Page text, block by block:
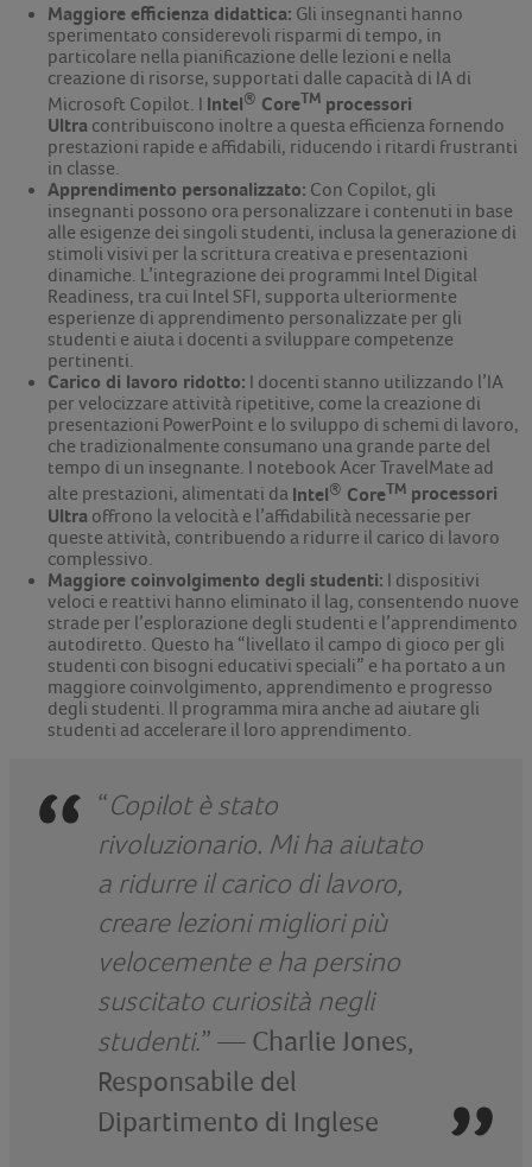
Maggiore efficienza didattica: Gli insegnanti hanno
sperimentato considerevoli risparmi di tempo, in
particolare nella pianificazione delle lezioni e nella
creazione di risorse, supportati dalle capacità di IA di
Microsoft Copilot. I Intel® CoreTM processori
Ultra contribuiscono inoltre a questa efficienza fornendo
prestazioni rapide e affidabili, riducendo i ritardi frustranti
in classe.
Apprendimento personalizzato: Con Copilot, gli
insegnanti possono ora personalizzare i contenuti in base
alle esigenze dei singoli studenti, inclusa la generazione di
stimoli visivi per la scrittura creativa e presentazioni
dinamiche. L’integrazione dei programmi Intel Digital
Readiness, tra cui Intel SFI, supporta ulteriormente
esperienze di apprendimento personalizzate per gli
studenti e aiuta i docenti a sviluppare competenze
pertinenti.
Carico di lavoro ridotto: I docenti stanno utilizzando l’IA
per velocizzare attività ripetitive, come la creazione di
presentazioni PowerPoint e lo sviluppo di schemi di lavoro,
che tradizionalmente consumano una grande parte del
tempo di un insegnante. I notebook Acer TravelMate ad
alte prestazioni, alimentati da Intel® CoreTM processori
Ultra offrono la velocità e l’affidabilità necessarie per
queste attività, contribuendo a ridurre il carico di lavoro
complessivo.
Maggiore coinvolgimento degli studenti: I dispositivi
veloci e reattivi hanno eliminato il lag, consentendo nuove
strade per l’esplorazione degli studenti e l’apprendimento
autodiretto. Questo ha “livellato il campo di gioco per gli
studenti con bisogni educativi speciali” e ha portato a un
maggiore coinvolgimento, apprendimento e progresso
degli studenti. Il programma mira anche ad aiutare gli
studenti ad accelerare il loro apprendimento.
“Copilot è stato
rivoluzionario. Mi ha aiutato
a ridurre il carico di lavoro,
creare lezioni migliori più
velocemente e ha persino
suscitato curiosità negli
studenti.” — Charlie Jones,
Responsabile del
Dipartimento di Inglese